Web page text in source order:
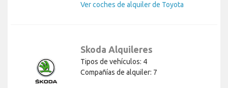
Ver coches de alquiler de Toyota
Skoda Alquileres
Tipos de vehículos: 4
Compañías de alquiler: 7